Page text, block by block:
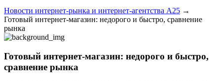
Новости интернет-рынка и интернет-агентства А25 →
Готовый интернет-магазин: недорого и быстро, сравнение
рынка
Готовый интернет-магазин: недорого и быстро,
сравнение рынка